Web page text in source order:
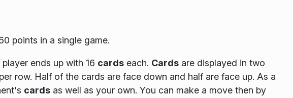
points in a single game.
ends up with 16 cardseach. Cardsare displayed in two
row. Half of the cards are face down and half are face up. As a
cardsas well as your own. You can make a move then by